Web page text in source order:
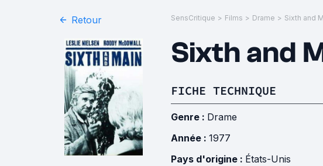
Retour SensCritique > Films > Drame > Sixth and
Sixth and
FICHE TECHNIQUE
Genre : Drame
Année : 1977
Pays d'origine : États-Unis